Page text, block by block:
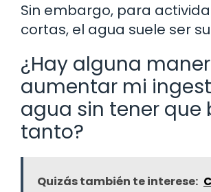
Sin embargo, para
cortas, el agua suele ser
¿Hay alguna
aumentar mi
agua sin tener que
tanto?
Quizás también te interese: